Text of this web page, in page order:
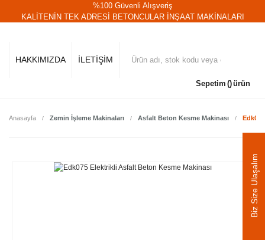
%100 Güvenli Alışveriş
KALİTENİN TEK ADRESİ BETONCULAR İNŞAAT MAKİNALARI
HAKKIMIZDA İLETİŞİM
Sepetim ürün
Anasayfa Zemin İşleme Makinaları Asfalt Beton Kesme Makinası
Biz Size Ulaşalım